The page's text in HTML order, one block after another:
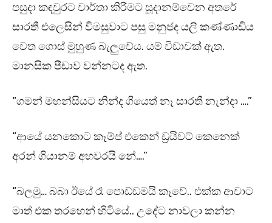
පසුදා කඳවුරට වාර්තා කිරීමට සූදානම්වෙන අතරේ
සාරතී එලෙසින් විමසුවාට පසු මනුජද යලි කණ්ණාඩිය
වෙත ගොස් මුහුණ බැලුවේය. යම් විඩාවක් ඇත.
මානසික පීඩාව වන්නටද ඇත.
“ගමන් මහන්සියට නින්ද ගියෙත් නෑ සාරතී නැන්දා ….”
“ආයේ යනකොට කෑම්ප් එකෙන් ඩ්‍රයිවට් කෙනෙක්
අරන් ගියානම් අහවරයි නේ….”
“බලමු… බබා ඊයේ රෑ පොඩ්ඩමයි කෑවේ.. එක්ක ආවාට
මාත් එක තරහෙන් හිටියේ.. උදේට නාවලා කන්න